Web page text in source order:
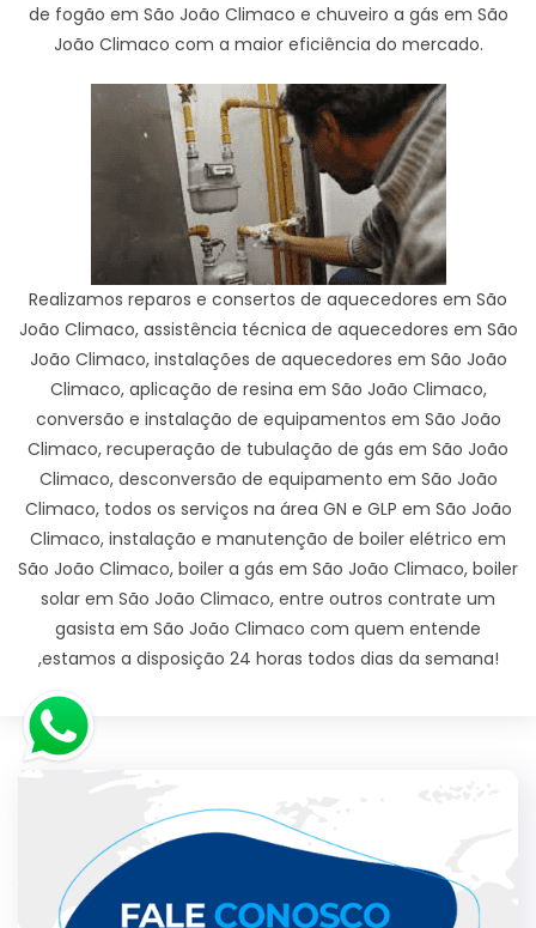
de fogão em São João Climaco e chuveiro a gás em São
João Climaco com a maior eficiência do mercado.
Realizamos reparos e consertos de aquecedores em São
João Climaco, assistência técnica de aquecedores em São
João Climaco, instalações de aquecedores em São João
Climaco, aplicação de resina em São João Climaco,
conversão e instalação de equipamentos em São João
Climaco, recuperação de tubulação de gás em São João
Climaco, desconversão de equipamento em São João
Climaco, todos os serviços na área GN e GLP em São João
Climaco, instalação e manutenção de boiler elétrico em
São João Climaco, boiler a gás em São João Climaco, boiler
solar em São João Climaco, entre outros contrate um
gasista em São João Climaco com quem entende
,estamos a disposição 24 horas todos dias da semana!